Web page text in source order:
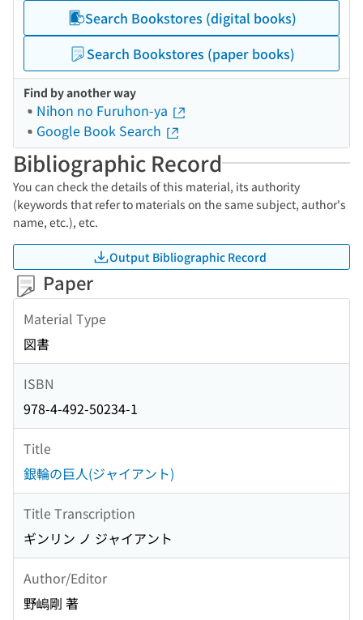
Search Bookstores (digital books)
Search Bookstores (paper books)
Find by another way
Nihon no Furuhon-ya
Google Book Search
Bibliographic Record
You can check the details of this material, its authority
(keywords that refer to materials on the same subject, author's
name, etc.), etc.
Output Bibliographic Record
Paper
Material Type
図書
ISBN
978-4-492-50234-1
Title
銀輪の巨人(ジャイアント)
Title Transcription
ギンリン ノ ジャイアント
Author/Editor
野嶋剛 著